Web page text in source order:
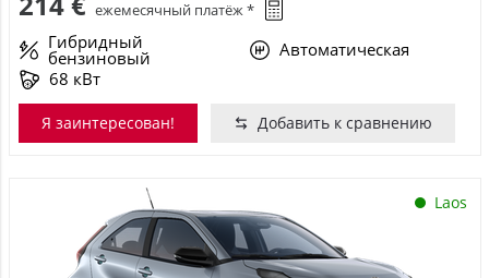
ежемесячный платёж *
Гибридный
бензиновый
Автоматическая
68 кВт
Я заинтересован! Добавить к сравнению
Laos